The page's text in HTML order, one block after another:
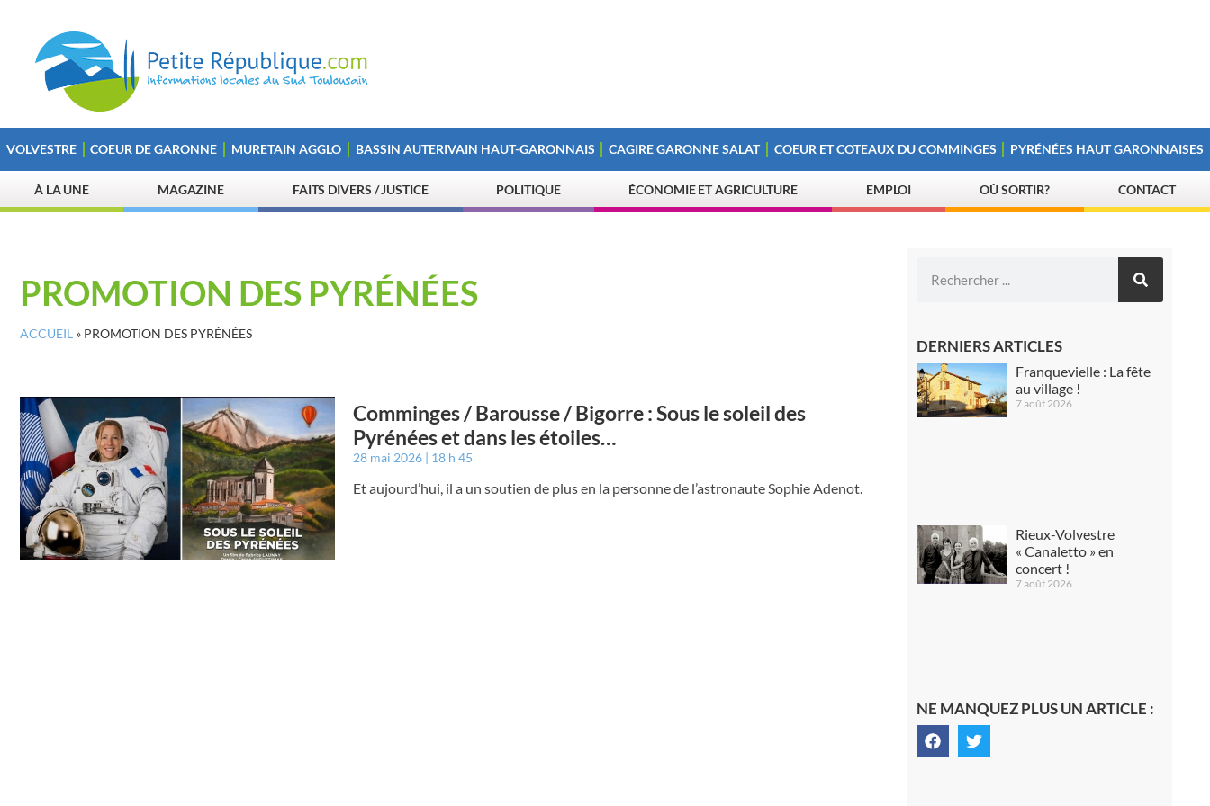
VOLVESTRE COEUR DE GARONNE MURETAIN AGGLO BASSIN AUTERIVAIN HAUT-GARONNAIS CAGIRE GARONNE SALAT COEUR ET COTEAUX DU COMMINGES PYRÉNÉES HAUT GARONNAISES
À LA UNE MAGAZINE FAITS DIVERS / JUSTICE POLITIQUE ÉCONOMIE ET AGRICULTURE EMPLOI OÙ SORTIR? CONTACT
PROMOTION DES PYRÉNÉES
ACCUEIL » PROMOTION DES PYRÉNÉES
Comminges / Barousse / Bigorre : Sous le soleil des
Pyrénées et dans les étoiles…
28 mai 2026 18 h 45
Et aujourd’hui, il a un soutien de plus en la personne de l’astronaute Sophie Adenot.
DERNIERS ARTICLES
Franquevielle : La fête
au village !
7 août 2026
Rieux-Volvestre
« Canaletto » en
concert !
7 août 2026
NE MANQUEZ PLUS UN ARTICLE :